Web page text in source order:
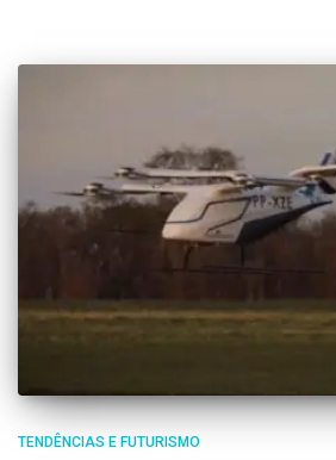
TENDÊNCIAS E FUTURISMO